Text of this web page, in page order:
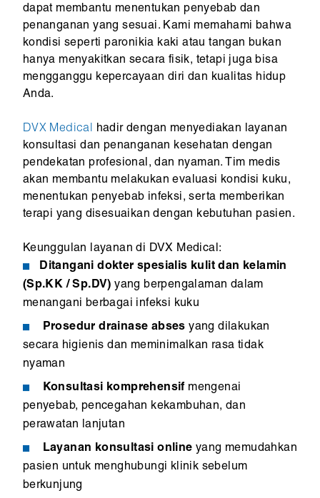
dapat membantu menentukan penyebab dan
penanganan yang sesuai. Kami memahami bahwa
kondisi seperti paronikia kaki atau tangan bukan
hanya menyakitkan secara fisik, tetapi juga bisa
mengganggu kepercayaan diri dan kualitas hidup
Anda.
DVX Medical hadir dengan menyediakan layanan
konsultasi dan penanganan kesehatan dengan
pendekatan profesional, dan nyaman. Tim medis
akan membantu melakukan evaluasi kondisi kuku,
menentukan penyebab infeksi, serta memberikan
terapi yang disesuaikan dengan kebutuhan pasien.
Keunggulan layanan di DVX Medical:
Ditangani dokter spesialis kulit dan kelamin
(Sp.KK / Sp.DV) yang berpengalaman dalam
menangani berbagai infeksi kuku
Prosedur drainase abses yang dilakukan
secara higienis dan meminimalkan rasa tidak
nyaman
Konsultasi komprehensifmengenai
penyebab, pencegahan kekambuhan, dan
perawatan lanjutan
Layanan konsultasi online yang memudahkan
pasien untuk menghubungi klinik sebelum
berkunjung